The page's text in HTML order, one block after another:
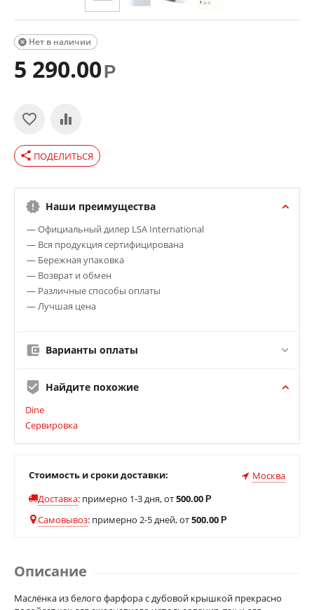
Нет в наличии

5 290.00Р
share ПОДЕЛИТЬСЯ
Наши преимущества
— Официальный дилер LSA International
— Вся продукция сертифицирована
— Бережная упаковка
— Возврат и обмен
— Различные способы оплаты
— Лучшая цена
Варианты оплаты
Найдите похожие
Dine
Сервировка
Стоимость и сроки доставки:
Москва
Доставка: примерно 1-3 дня, от500.00 Р
Самовывоз: примерно 2-5 дней, от500.00 Р
Описание
Маслёнка из белого фарфора с дубовой крышкой прекрасно